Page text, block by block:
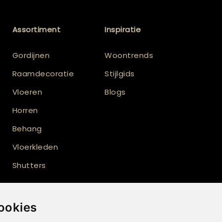
Assortiment
Gordijnen
Raamdecoratie
Vloeren
Horren
Behang
Vloerkleden
Shutters
Inspiratie
Woontrends
Stijlgids
Blogs